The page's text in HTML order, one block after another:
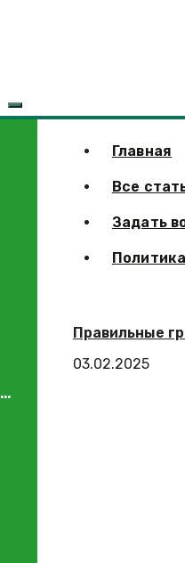
Главная
Все
Задать
Правильные
03.02.2025